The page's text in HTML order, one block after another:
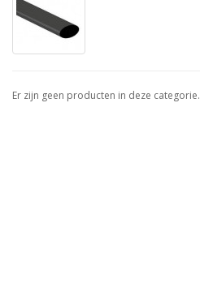
Er zijn geen producten in deze categorie.